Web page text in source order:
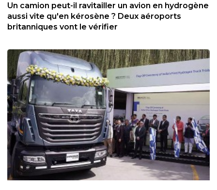
Un camion peut-il ravitailler un avion en hydrogène
aussi vite qu'en kérosène ? Deux aéroports
britanniques vont le vérifier